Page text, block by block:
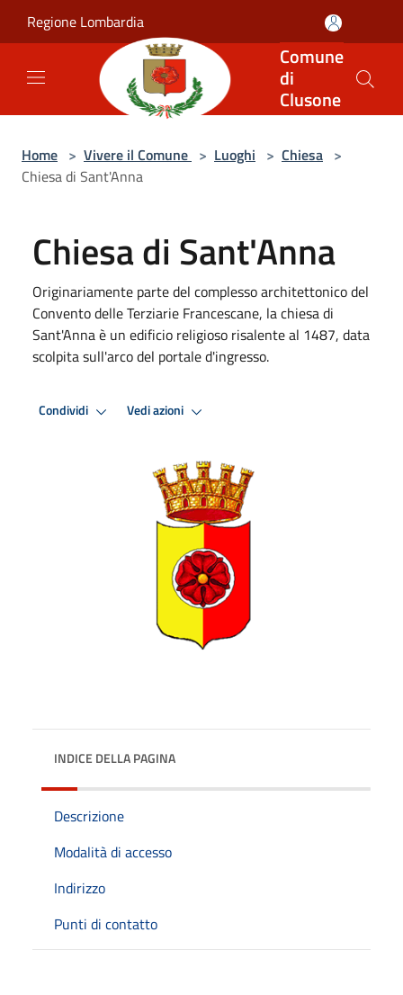
Regione Lombardia
Comune
di
Clusone
Home > Vivere il Comune > Luoghi > Chiesa >
Chiesa di Sant'Anna
Chiesa di Sant'Anna
Originariamente parte del complesso architettonico del
Convento delle Terziarie Francescane, la chiesa di
Sant'Anna è un edificio religioso risalente al 1487, data
scolpita sull'arco del portale d'ingresso.
Condividi Vedi azioni
INDICE DELLA PAGINA
Descrizione
Modalità di accesso
Indirizzo
Punti di contatto